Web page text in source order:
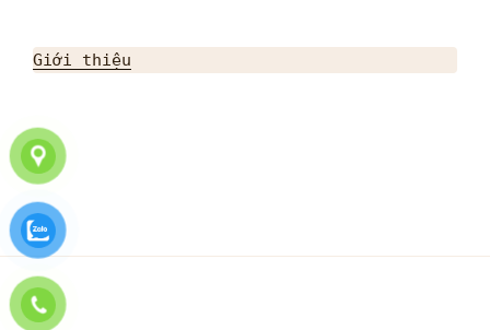
Giới thiệu